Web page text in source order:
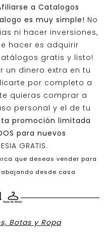
a Catalogos
es muy simple! No
ni hacer inversiones,
hacer es adquirir
gratis y listo!
un dinero extra en tu
por completo a
quieras comprar a
personal y el de tu
promoción limitada
para nuevos
GRATIS.
que deseas vender para
desde casa
Botas y Ropa